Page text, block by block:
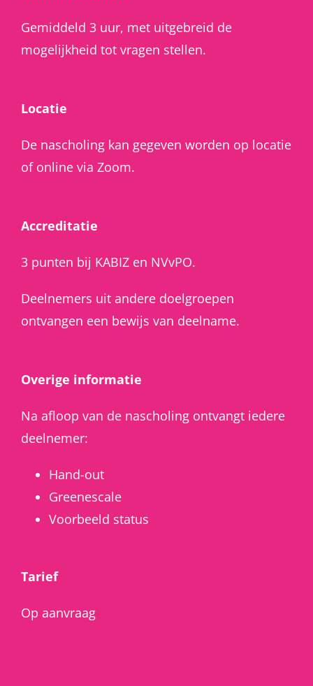
Gemiddeld 3 uur, met uitgebreid de
mogelijkheid tot vragen stellen.
Locatie
De nascholing kan gegeven worden op locatie
of online via Zoom.
Accreditatie
3 punten bij KABIZ en NVvPO.
Deelnemers uit andere doelgroepen
ontvangen een bewijs van deelname.
Overige informatie
Na afloop van de nascholing ontvangt iedere
deelnemer:
Hand-out
Greenescale
Voorbeeld status
Tarief
Op aanvraag